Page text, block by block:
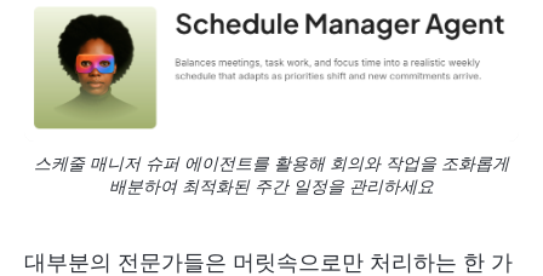
스케줄 매니저 슈퍼 에이전트를 활용해 회의와 작업을 조화롭게
배분하여 최적화된 주간 일정을 관리하세요
대부분의 전문가들은 머릿속으로만 처리하는 한 가